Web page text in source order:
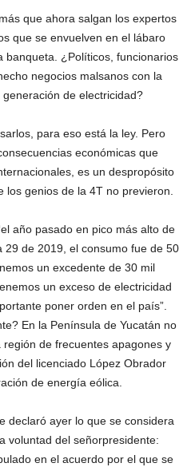
que ahora salgan los expertos
que se envuelven en el lábaro
banqueta. ¿Políticos, funcionarios
negocios malsanos con la
de electricidad?
para eso está la ley. Pero
económicas que
es un despropósito
genios de la 4T no previeron.
año pasado en pico más alto de
de 2019, el consumo fue de 50
un excedente de 30 mil
un exceso de electricidad
poner orden en el país”.
En la Península de Yucatán no
de frecuentes apagones y
del licenciado López Obrador
de energía eólica.
declaró ayer lo que se considera
voluntad del señorpresidente:
en el acuerdo por el que se